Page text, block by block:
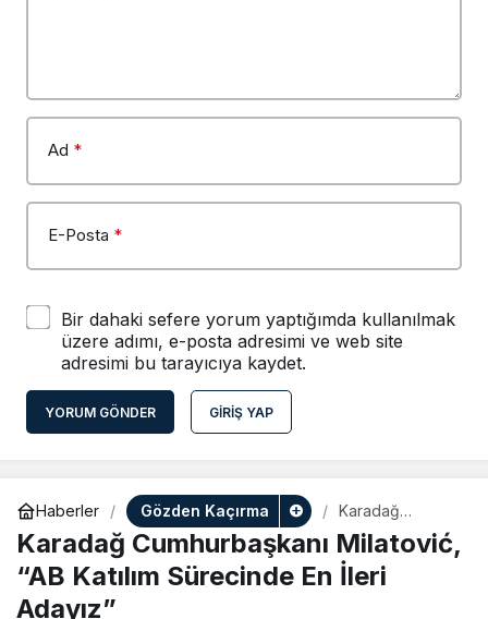
Ad *
E-Posta *
Bir dahaki sefere yorum yaptığımda kullanılmak
üzere adımı, e-posta adresimi ve web site
adresimi bu tarayıcıya kaydet.
YORUM GÖNDER GIRIŞ YAP
Haberler Gözden Kaçırma
Karadağ
Cumhurbaşkanı
Milatović, “AB
Katılım
Sürecinde En
Karadağ Cumhurbaşkanı Milatović,
“AB Katılım Sürecinde En İleri
Adayız”